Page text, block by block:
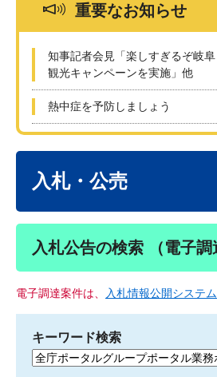
重要なお知らせ
知事記者会見「楽しすぎるぞ岐
観光キャンペーンを実施」他
熱中症を予防しましょう
入札・公売
入札公告の検索 （電子調
電子調達案件は、 入札情報公開システム
キーワード検索
検